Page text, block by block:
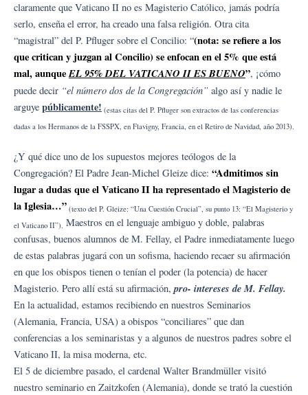
claramente que Vaticano II no es Magisterio Católico, jamás podría
serlo, enseña el error, ha creado una falsa religión. Otra cita
“magistral” del P. Pfluger sobre el Concilio: “(nota: se refiere a los
que critican y juzgan al Concilio) se enfocan en el 5% que está
mal, aunqueEL 95% DEL VATICANO II ES BUENO”, ¡cómo
puede decir “el número dos de la Congregación” algo así y nadie le
arguye públicamente! (estas citas del P. Pfluger son extractos de las conferencias
dadas a los Hermanos de la FSSPX, en Flavigny, Francia, en el Retiro de Navidad, año 2013).
¿Y qué dice uno de los supuestos mejores teólogos de la
Congregación? El Padre Jean-Michel Gleize dice: “Admitimos sin
lugar a dudas que el Vaticano II ha representado el Magisterio de
la Iglesia…” (texto del P. Gleize: “Una Cuestión Crucial”, su punto 13: “El Magisterio y
el Vaticano II”). Maestros en el lenguaje ambiguo y doble, palabras
confusas, buenos alumnos de M. Fellay, el Padre inmediatamente luego
de estas palabras jugará con un sofisma, haciendo recaer su afirmación
en que los obispos tienen o tenían el poder (la potencia) de hacer
Magisterio. Pero allí está su afirmación, pro- intereses de M. Fellay.
En la actualidad, estamos recibiendo en nuestros Seminarios
(Alemania, Francia, USA) a obispos “conciliares” que dan
conferencias a los seminaristas y a algunos de nuestros padres sobre el
Vaticano II, la misa moderna, etc.
El 5 de diciembre pasado, el cardenal Walter Brandmüller visitó
nuestro seminario en Zaitzkofen (Alemania), donde se trató la cuestión